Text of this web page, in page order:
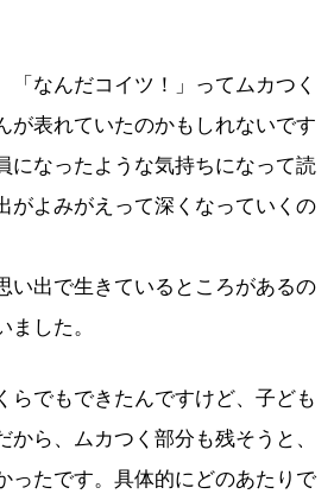
なんだコイツ！」ってムカつく
が表れていたのかもしれないです
になったような気持ちになって読
がよみがえって深くなっていくの
い出で生きているところがあるの
した。
でもできたんですけど、子ども
ら、ムカつく部分も残そうと、
ったです。具体的にどのあたりで